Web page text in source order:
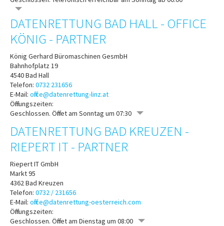
DATENRETTUNG BAD HALL - OFFICE
KÖNIG - PARTNER
König Gerhard Büromaschinen GesmbH
Bahnhofplatz 19
4540Bad Hall
Telefon: 0732 231656
E-Mail: office@datenrettung-linz.at
Öffnungszeiten:
Geschlossen. Öffnet am Sonntag um 07:30
DATENRETTUNG BAD KREUZEN -
RIEPERT IT - PARTNER
Riepert IT GmbH
Markt 95
4362Bad Kreuzen
Telefon: 0732 / 231656
E-Mail: office@datenrettung-oesterreich.com
Öffnungszeiten:
Geschlossen. Öffnet am Dienstag um 08:00